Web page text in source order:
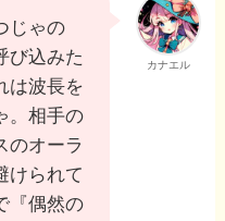
カナエル
じゃの
び込みた
は波長を
。相手の
のオーラ
けられて
『偶然の